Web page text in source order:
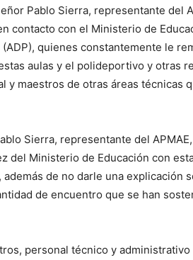
Pablo Sierra, representante del
contacto con el Ministerio de
quienes constantemente le
aulas y el polideportivo y otras
y maestros de otras áreas técnicas
Sierra, representante del
del Ministerio de Educación con
de no darle una explicación
de encuentro que se han
personal técnico y